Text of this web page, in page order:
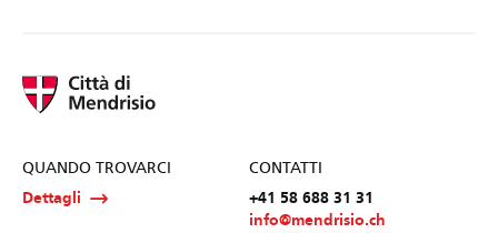
QUANDO TROVARCI
Dettagli
CONTATTI
+41 58 688 31 31
info@mendrisio.ch